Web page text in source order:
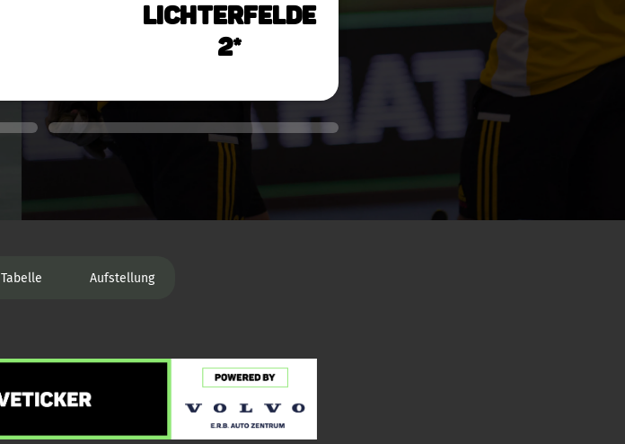
Lichterfelde
2*
Tabelle Aufstellung